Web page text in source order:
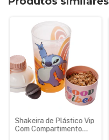
Shakeira de Plástico Vip
Com Compartimento